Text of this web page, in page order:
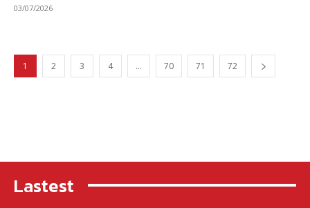
03/07/2026
1 2 3 4 … 70 71 72
Lastest